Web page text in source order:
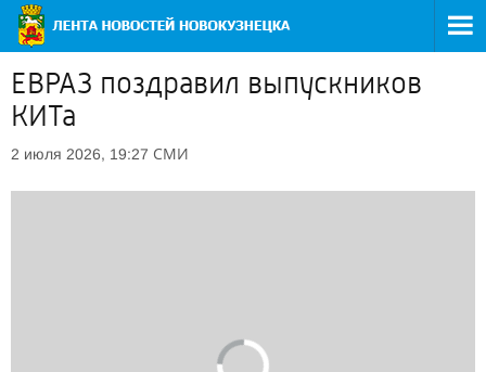
ЕВРАЗ поздравил выпускников
КИТа
2 июля 2026, 19:27 СМИ